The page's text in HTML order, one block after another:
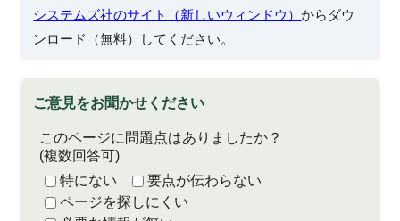
システムズ社のサイト（新しいウィンドウ）からダウ
ンロード（無料）してください。
ご意見をお聞かせください
このページに問題点はありましたか？
(複数回答可)
特にない
要点が伝わらない
ページを探しにくい